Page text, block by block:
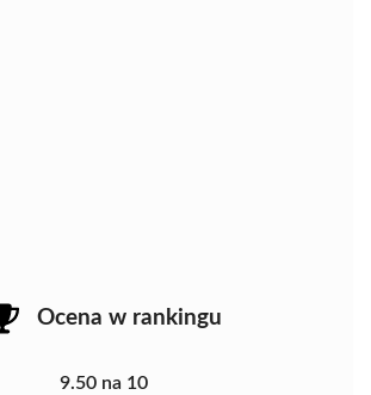
Ocena w rankingu
9.50 na 10